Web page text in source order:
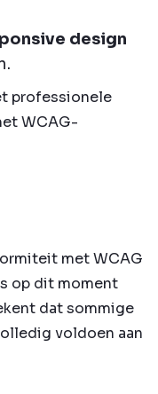
design
professionele
WCAG-
met WCAG
op dit moment
dat sommige
voldoen aan